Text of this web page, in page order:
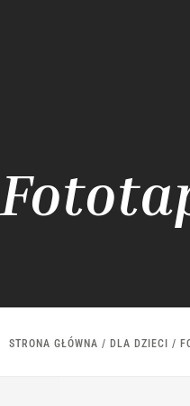
STRONA GŁÓWNA / DLA DZIECI /